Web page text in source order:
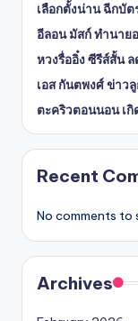
เลือกตั้งน่าน ฉีกบั
อีลอน มัสก์ ทำนาย
หวงรื่ออิ๋ง ซีรีส์สั้น
เอส กันตพงศ์ ข่าว
ตะคริวตอนนอน เ
Recent
No comments to
Archives